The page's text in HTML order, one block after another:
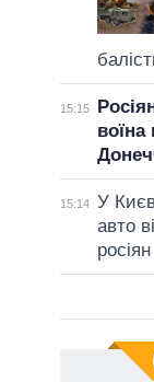
15:15
15:14 У
авто
росіян